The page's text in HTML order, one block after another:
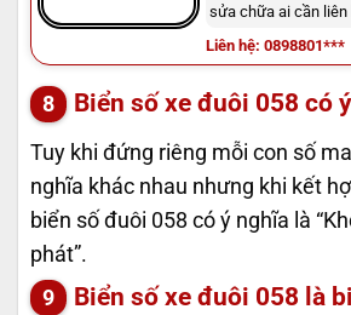
sửa chữa ai cần liên
0898801610
Liên hệ: 0898801***
Biển số xe đuôi 058 có
Tuy khi đứng riêng mỗi con số
nghĩa khác nhau nhưng khi kết
biển số đuôi 058 có ý nghĩa là
phát”.
Biển số xe đuôi 058 là